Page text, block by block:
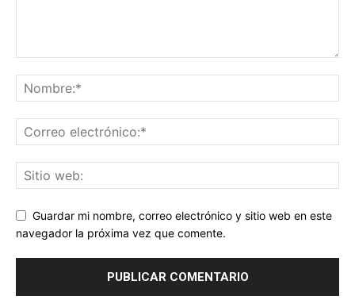
Guardar mi nombre, correo electrónico y sitio web en este
navegador la próxima vez que comente.